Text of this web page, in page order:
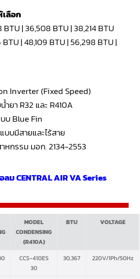
ลือก
BTU | 36,508 BTU | 38,214 BTU
| 48,109 BTU | 56,298 BTU |
Inverter (Fixed Speed)
ำยา R32 และ R410A
บ Blue Fin
บมีสายและไร้สาย
หกรรม มอก. 2134-2553
ม CENTRAL AIR VA Series
MODEL
CONDENSING
(R410A)
BTU VOLTAGE
CCS-410ES
30
30,367 220V/1Ph/50Hz